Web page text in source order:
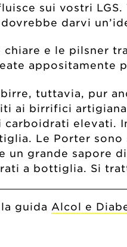
sui vostri
darvi
chiare e le pilsner
appositamente
tuttavia, pur
ai birrifici
carboidrati elevati.
Le Porter sono
un grande sapore
a bottiglia. Si
guida Alcol e